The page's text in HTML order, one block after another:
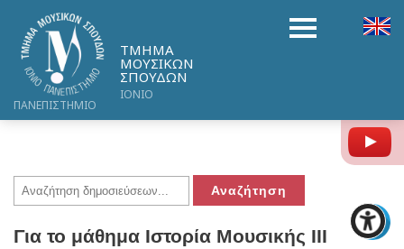
ΤΜΗΜΑ
ΜΟΥΣΙΚΩΝ
ΣΠΟΥΔΩΝ
ΙΟΝΙΟ
ΠΑΝΕΠΙΣΤΗΜΙΟ
Για το μάθημα Ιστορία Μουσικής ΙΙΙ